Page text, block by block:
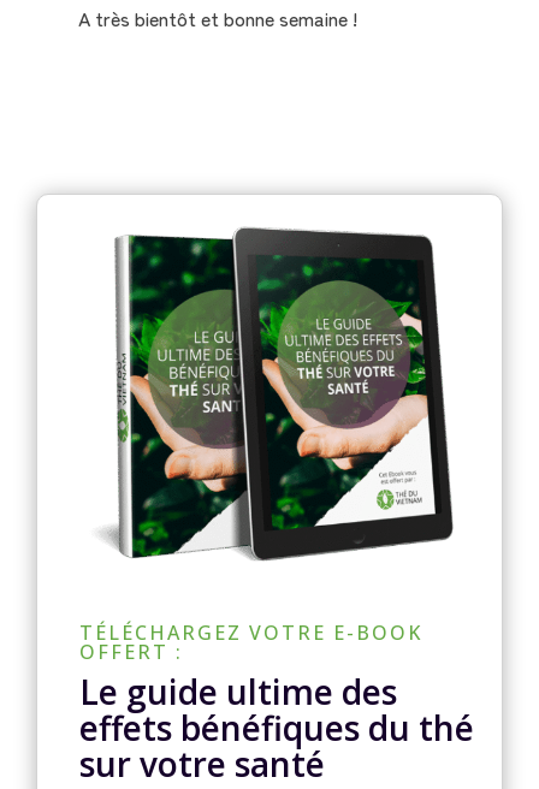
A très bientôt et bonne semaine !
TÉLÉCHARGEZ VOTRE E-BOOK
OFFERT :
Le guide ultime des
effets bénéfiques du thé
sur votre santé